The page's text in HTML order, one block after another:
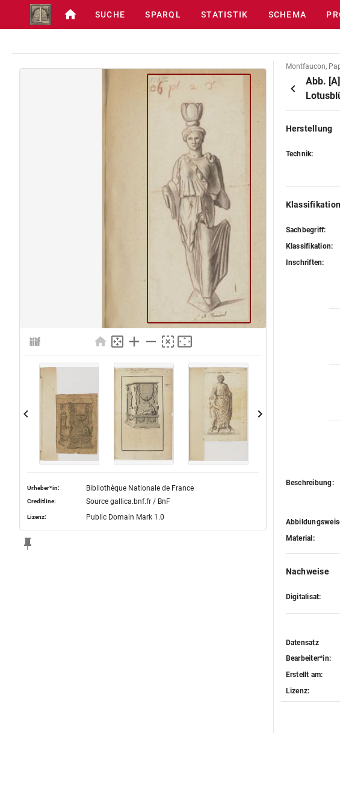
SUCHE SPARQL STATISTIK SCHEMA
Urheber*in: Bibliothèque Nationale de France
Creditline: Source gallica.bnf.fr / BnF
Lizenz: Public Domain Mark 1.0
Montfaucon,
Abb.
Herstellung
Technik:
Sachbegriff:
Klassifikation:
Inschriften:
Beschreibung:
Material:
Nachweise
Digitalisat:
Datensatz
Bearbeiter*in:
Erstellt am:
Lizenz: